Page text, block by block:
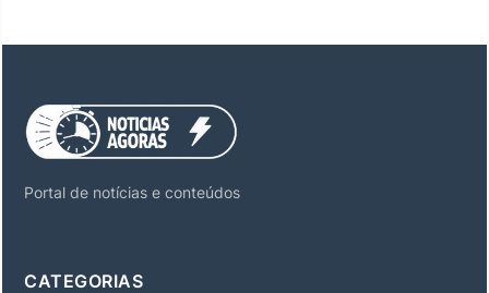
Portal de notícias e conteúdos
CATEGORIAS